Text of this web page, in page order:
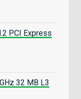
PCI Express
32 MB L3